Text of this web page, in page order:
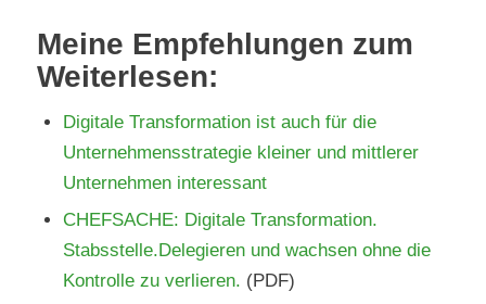
Meine Empfehlungen zum
Weiterlesen:
Digitale Transformation ist auch für die
Unternehmensstrategie kleiner und mittlerer
Unternehmen interessant
CHEFSACHE: Digitale Transformation.
Stabsstelle.Delegieren und wachsen ohne die
Kontrolle zu verlieren. (PDF)